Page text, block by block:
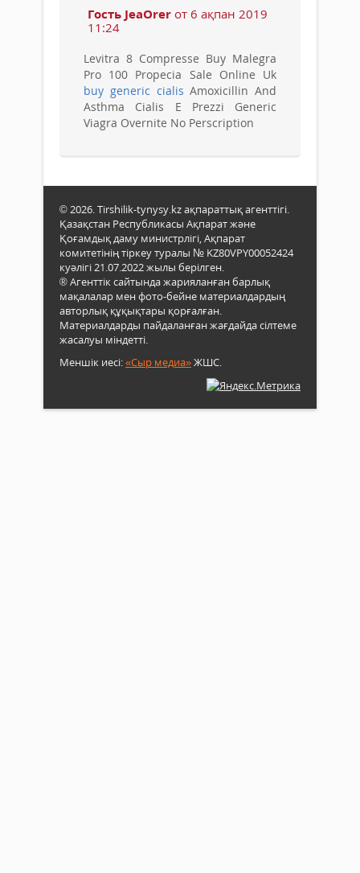
Гость JeaOrer от 6 ақпан 2019
11:24
Levitra 8 Compresse Buy Malegra
Pro 100 Propecia Sale Online Uk
buy generic cialis Amoxicillin And
Asthma Cialis E Prezzi Generic
Viagra Overnite No Perscription
© 2026. Tirshilik-tynysy.kz ақпараттық агенттігі.
Қазақстан Республикасы Ақпарат және
Қоғамдық даму министрлігі, Ақпарат
комитетінің тіркеу туралы № KZ80VPY00052424
куәлігі 21.07.2022 жылы берілген.
® Агенттік сайтында жарияланған барлық
мақалалар мен фото-бейне материалдардың
авторлық құқықтары қорғалған.
Материалдарды пайдаланған жағдайда сілтеме
жасалуы міндетті.
Меншік иесі:«Сыр медиа»ЖШС.